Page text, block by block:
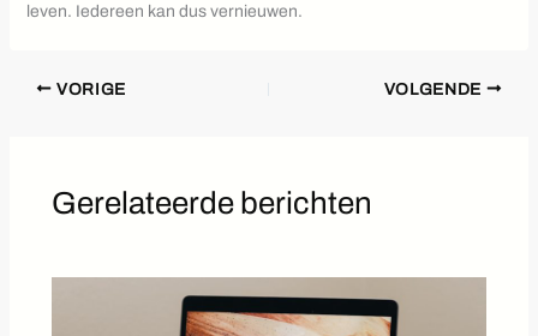
leven. Iedereen kan dus vernieuwen.
VORIGE VOLGENDE
Gerelateerde berichten